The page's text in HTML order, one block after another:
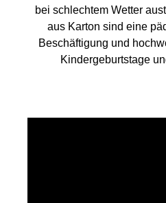
bei schlechtem Wetter
aus Karton sind eine
Beschäftigung und
Kindergeburtstage